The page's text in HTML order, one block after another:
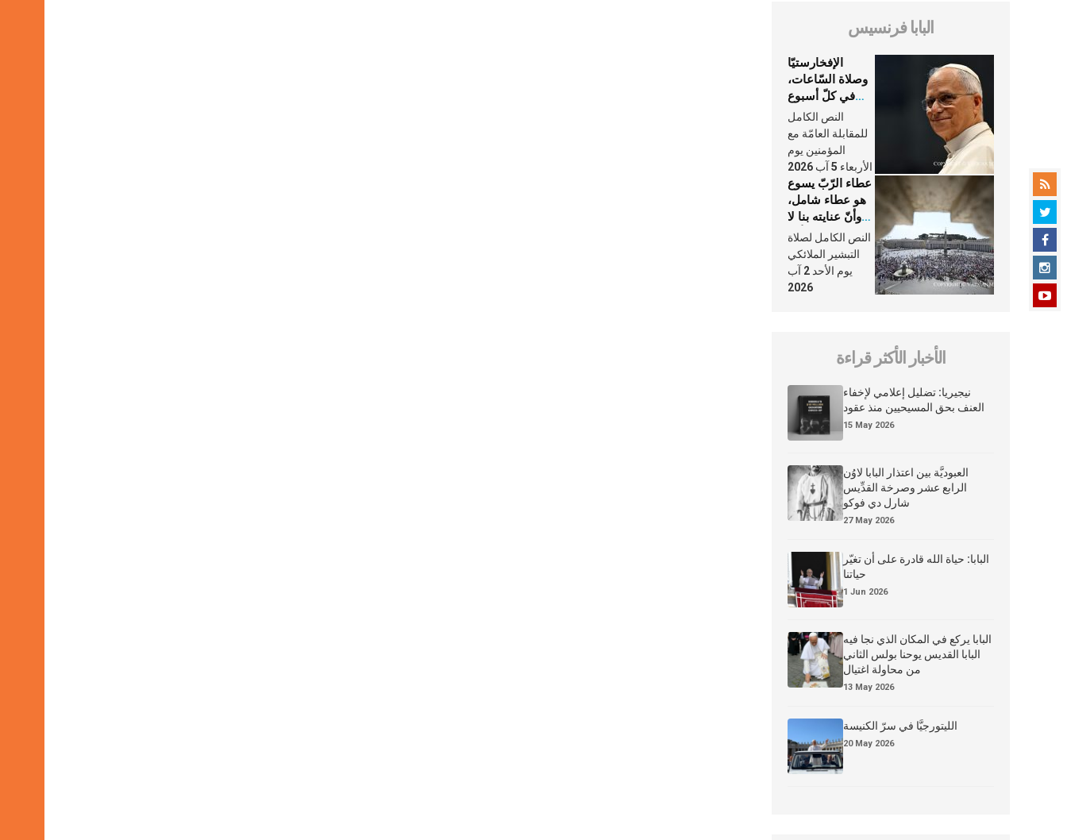
البابا فرنسيس
الإفخارستيّا
وصلاة السّاعات،
في كلّ أسبوع
وكلّ يوم، هما
النَّفَس في حياة
الكنيسة
النص الكامل
للمقابلة العامّة مع
المؤمنين يوم
الأربعاء 5 آب 2026
عطاء الرّبّ يسوع
هو عطاء شامل،
وأنّ عنايته بنا لا
تغيب عنّا أبدًا
النص الكامل لصلاة
التبشير الملائكي
يوم الأحد 2 آب
2026
الأخبار الأكثر قراءة
نيجيريا: تضليل إعلامي لإخفاء
العنف بحق المسيحيين منذ عقود
15 May 2026
العبوديَّة بين اعتذار البابا لاوُن
الرابع عشر وصرخة القدِّيس
شارل دي فوكو
27 May 2026
البابا: حياة الله قادرة على أن تغيّر
حياتنا
1 Jun 2026
البابا يركع في المكان الذي نجا فيه
البابا القديس يوحنا بولس الثاني
من محاولة اغتيال
13 May 2026
الليتورجيَّا في سرّ الكنيسة
20 May 2026